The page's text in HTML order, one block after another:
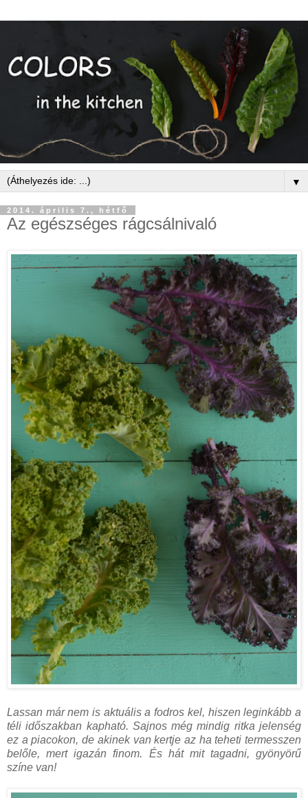
▼
2014. április 7., hétfő
Az egészséges rágcsálnivaló
Lassan már nem is aktuális a fodros kel, hiszen leginkább a
téli időszakban kapható. Sajnos még mindig ritka jelenség
ez a piacokon, de akinek van kertje az ha teheti termesszen
belőle, mert igazán finom. És hát mit tagadni, gyönyörű
színe van!